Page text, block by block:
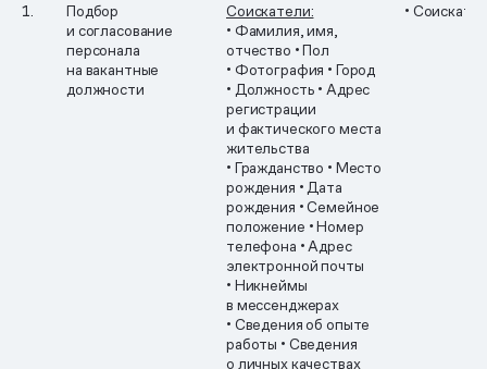
1.
Подбор
и согласование
персонала
на вакантные
должности
Соискатели:
• Фамилия, имя,
отчество • Пол
• Фотография • Город
• Должность • Адрес
регистрации
и фактического места
жительства
• Гражданство • Место
рождения • Дата
рождения • Семейное
положение • Номер
телефона • Адрес
электронной почты
• Никнеймы
в мессенджерах
• Сведения об опыте
работы • Сведения
о личных качествах
•